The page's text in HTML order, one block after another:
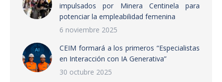
impulsados por Minera Centinela para
potenciar la empleabilidad femenina
6 noviembre 2025
CEIM formará a los primeros “Especialistas
en Interacción con IA Generativa”
30 octubre 2025